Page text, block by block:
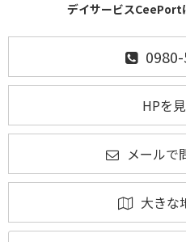
デイサービスCeePort
HPを
メールで
大きな